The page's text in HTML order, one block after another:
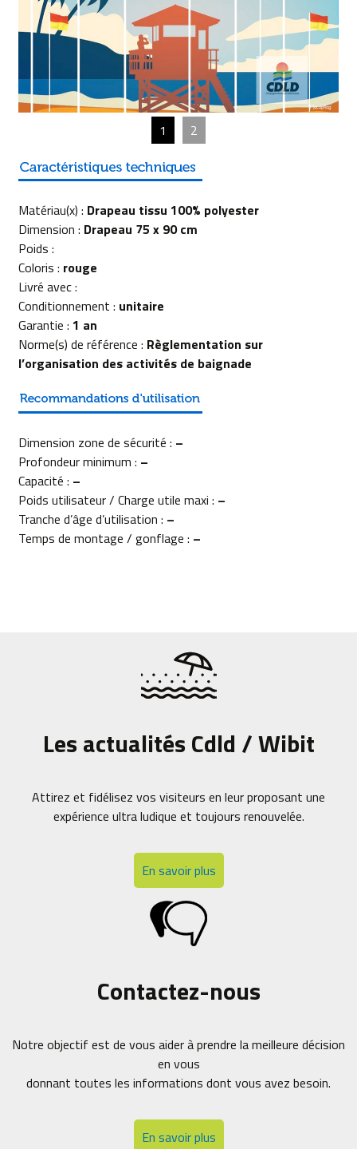
1 2
Matériau(x) : Drapeau tissu 100% polyester
Dimension : Drapeau 75 x 90 cm
Poids :
Coloris : rouge
Livré avec :
Conditionnement : unitaire
Garantie : 1 an
Norme(s) de référence : Règlementation sur
l’organisation des activités de baignade
Dimension zone de sécurité : –
Profondeur minimum : –
Capacité : –
Poids utilisateur / Charge utile maxi : –
Tranche d’âge d’utilisation : –
Temps de montage / gonflage : –
Les actualités Cdld / Wibit
Attirez et fidélisez vos visiteurs en leur proposant une
expérience ultra ludique et toujours renouvelée.
En savoir plus
Contactez-nous
Notre objectif est de vous aider à prendre la meilleure décision
en vous
donnant toutes les informations dont vous avez besoin.
En savoir plus